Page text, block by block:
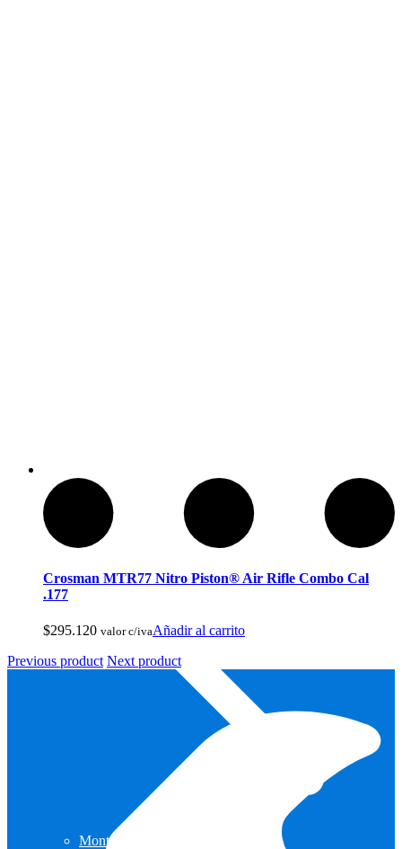
Monturas para Caballo
Crosman MTR77 Nitro Piston® Air Rifle Combo Cal
.177
$295.120 valor c/ivaAñadir al carrito
Previous product Next product